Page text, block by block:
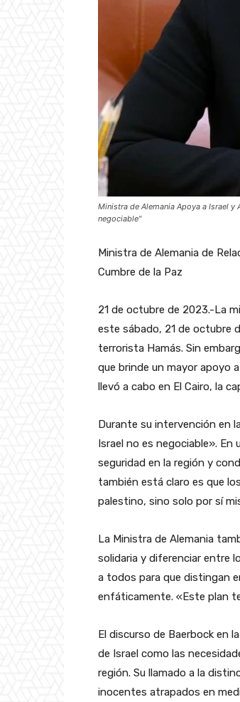
Ministra de Alemania Apoya a Israel y
negociable"
Ministra de Alemania de
Cumbre de la Paz
21 de octubre de 2023.-La
este sábado, 21 de octubre
terrorista Hamás. Sin
que brinde un mayor apoyo
llevó a cabo en El Cairo, la
Durante su intervención en
Israel no es negociable».
seguridad en la región y
también está claro es que
palestino, sino solo por sí
La Ministra de Alemania
solidaria y diferenciar entre
a todos para que distingan
enfáticamente. «Este plan
El discurso de Baerbock en
de Israel como las
región. Su llamado a la
inocentes atrapados en